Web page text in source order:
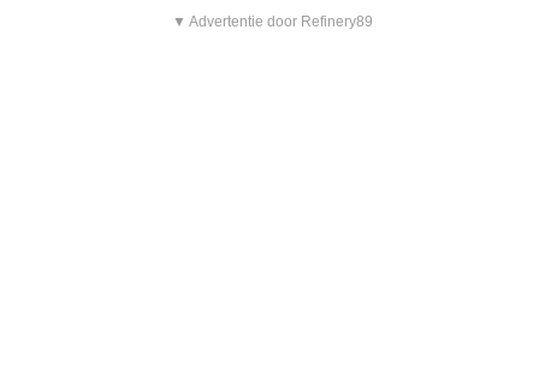
▼ Advertentie door Refinery89